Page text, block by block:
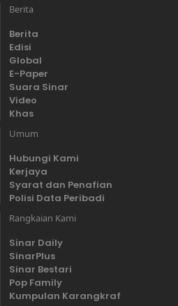
Berita
Berita
Edisi
Global
E-Paper
Suara Sinar
Video
Khas
Umum
Hubungi Kami
Kerjaya
Syarat dan Penafian
Polisi Data Peribadi
Rangkaian Kami
Sinar Daily
SinarPlus
Sinar Bestari
Pop Family
Kumpulan Karangkraf